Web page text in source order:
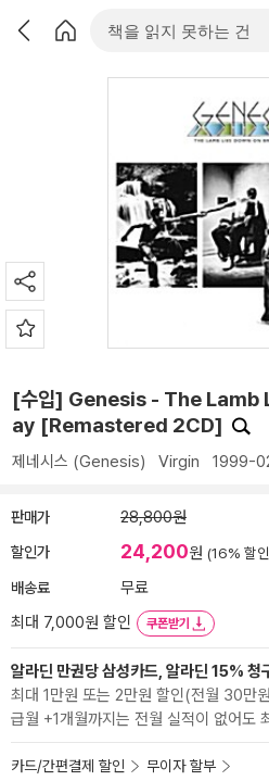
[수입] Genesis - The
ay [Remastered 2CD]
제네시스 (Genesis) Virgin 1999-
판매가 28,800원
할인가 24,200원 (16% 할
배송료
무료
최대 7,000원 할인
쿠폰받기
알라딘 만권당 삼성카드, 알라딘 15% 청
최대 1만원 또는 2만원 할인(전월 30만
급월 +1개월까지는 전월 실적이 없어도
카드/간편결제 할인 무이자 할부